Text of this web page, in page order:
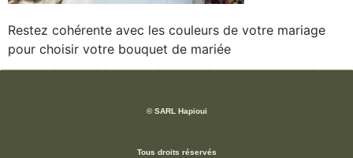
Restez cohérente avec les couleurs de votre mariage
pour choisir votre bouquet de mariée
© SARL Hapioui
Tous droits réservés